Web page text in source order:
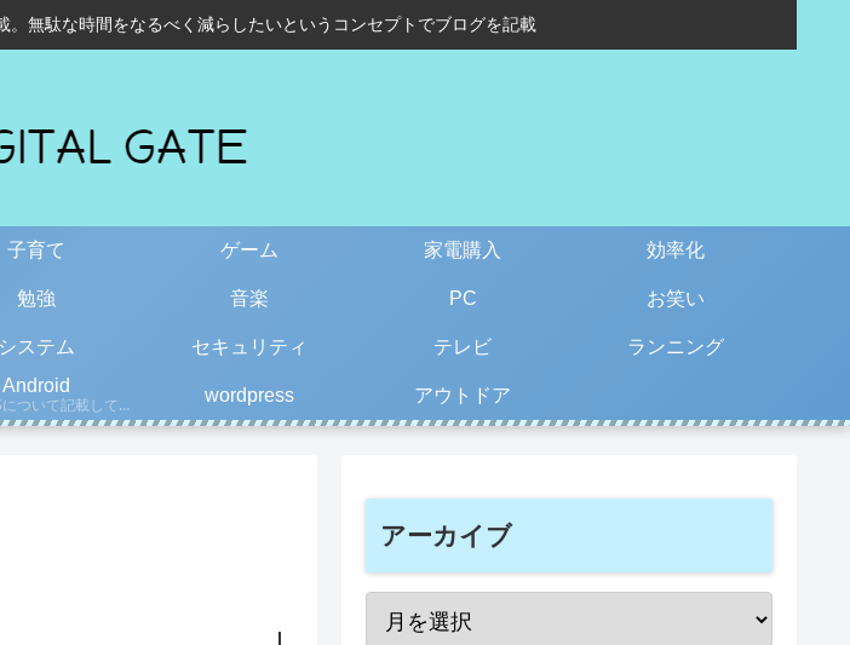
無駄な時間をなるべく減らしたいというコンセプトでブログを記載
子育て ゲーム 家電購入 効率化
勉強 音楽 PC お笑い
システム セキュリティ テレビ ランニング
Android
AndroidOSについて記載しています。古い情報もあるので、更新日を確認して下さい。
wordpress アウトドア
アーカイブ